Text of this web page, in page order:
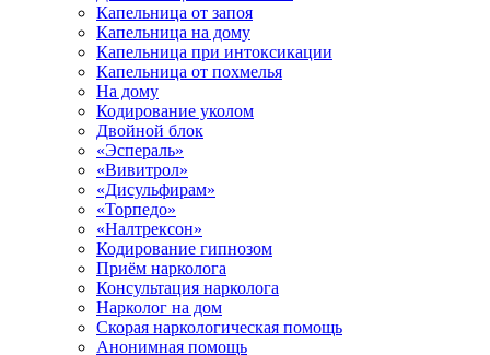
Капельница от запоя
Капельница на дому
Капельница при интоксикации
Капельница от похмелья
На дому
Кодирование уколом
Двойной блок
«Эспераль»
«Вивитрол»
«Дисульфирам»
«Торпедо»
«Налтрексон»
Кодирование гипнозом
Приём нарколога
Консультация нарколога
Нарколог на дом
Скорая наркологическая помощь
Анонимная помощь